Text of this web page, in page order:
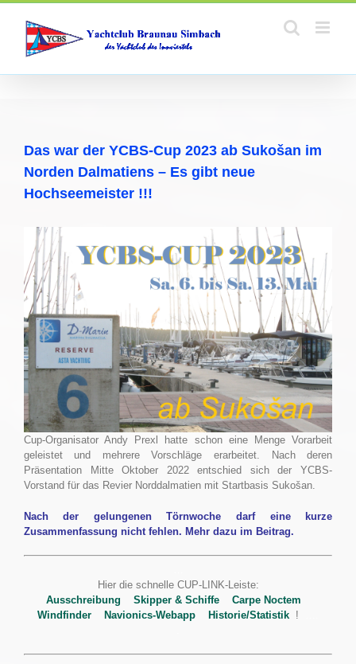
Zum
springen
Das war der YCBS-Cup 2023 ab Sukošan im
Norden Dalmatiens – Es gibt neue
Hochseemeister !!!
Cup-Organisator Andy Prexl hatte schon eine Menge Vorarbeit
geleistet und mehrere Vorschläge erarbeitet. Nach deren
Präsentation Mitte Oktober 2022 entschied sich der YCBS-
Vorstand für das Revier Norddalmatien mit Startbasis Sukošan.
Nach der gelungenen Törnwoche darf eine kurze
Zusammenfassung nicht fehlen. Mehr dazu im Beitrag.
Hier die schnelle CUP-LINK-Leiste:
Ausschreibung
Skipper & Schiffe
Carpe Noctem
Windfinder
Navionics-Webapp Historie/Statistik !